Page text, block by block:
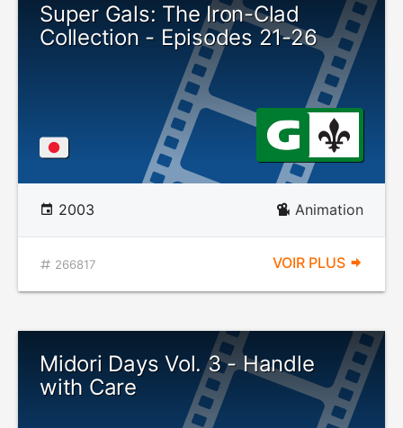
Super Gals: The Iron-Clad
Collection - Episodes 21-26
2003 Animation
266817 VOIR PLUS
Midori Days Vol. 3 - Handle
with Care